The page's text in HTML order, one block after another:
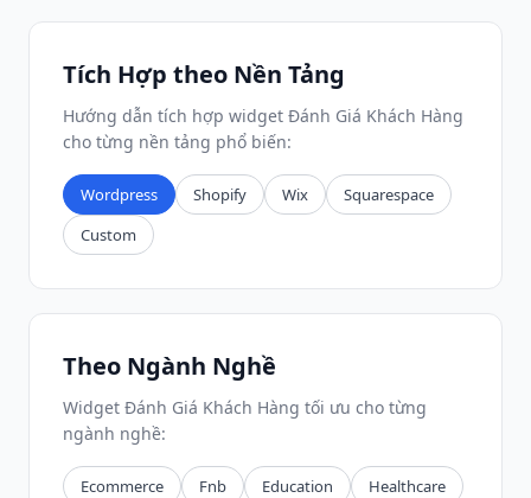
Tích Hợp theo Nền Tảng
Hướng dẫn tích hợp widget Đánh Giá Khách Hàng
cho từng nền tảng phổ biến:
Wordpress Shopify Wix
Squarespace
Custom
Theo Ngành Nghề
Widget Đánh Giá Khách Hàng tối ưu cho từng
ngành nghề:
Ecommerce Fnb Education
Healthcare